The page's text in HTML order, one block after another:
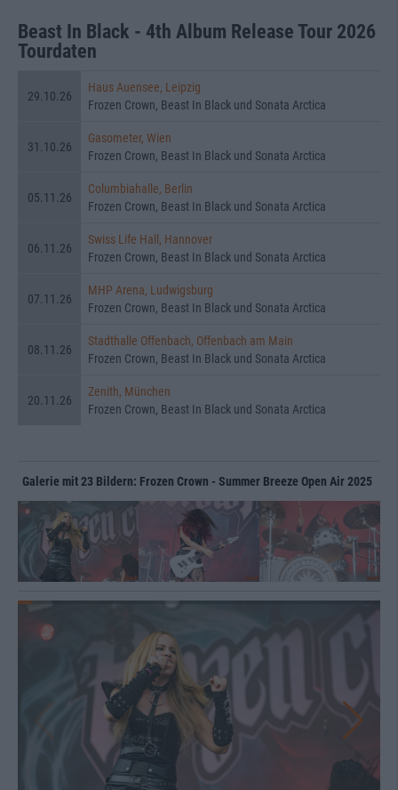
Beast In Black - 4th Album Release Tour 2026
Tourdaten
29.10.26
Haus Auensee, Leipzig
Frozen Crown, Beast In Black und Sonata Arctica
31.10.26
Gasometer, Wien
Frozen Crown, Beast In Black und Sonata Arctica
05.11.26
Columbiahalle, Berlin
Frozen Crown, Beast In Black und Sonata Arctica
06.11.26
Swiss Life Hall, Hannover
Frozen Crown, Beast In Black und Sonata Arctica
07.11.26
MHP Arena, Ludwigsburg
Frozen Crown, Beast In Black und Sonata Arctica
08.11.26
Stadthalle Offenbach, Offenbach am Main
Frozen Crown, Beast In Black und Sonata Arctica
20.11.26
Zenith, München
Frozen Crown, Beast In Black und Sonata Arctica
Galerie mit 23 Bildern: Frozen Crown - Summer Breeze Open Air 2025